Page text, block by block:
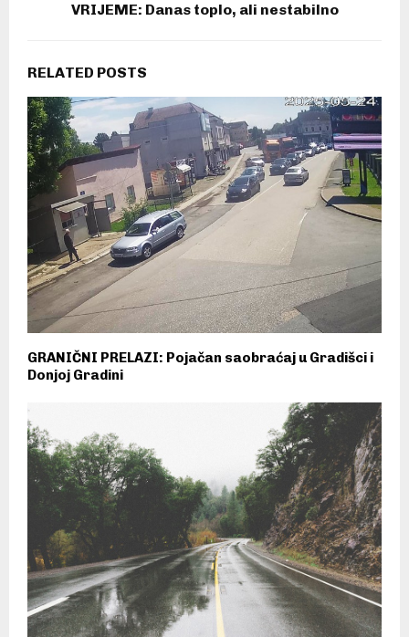
VRIJEME: Danas toplo, ali nestabilno
RELATED POSTS
GRANIČNI PRELAZI: Pojačan saobraćaj u Gradišci i
Donjoj Gradini